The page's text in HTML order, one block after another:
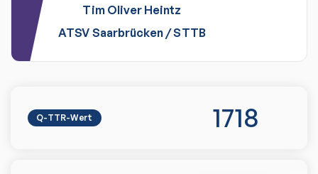
Tim Oliver Heintz
ATSV Saarbrücken /STTB
Q-TTR-Wert 1718